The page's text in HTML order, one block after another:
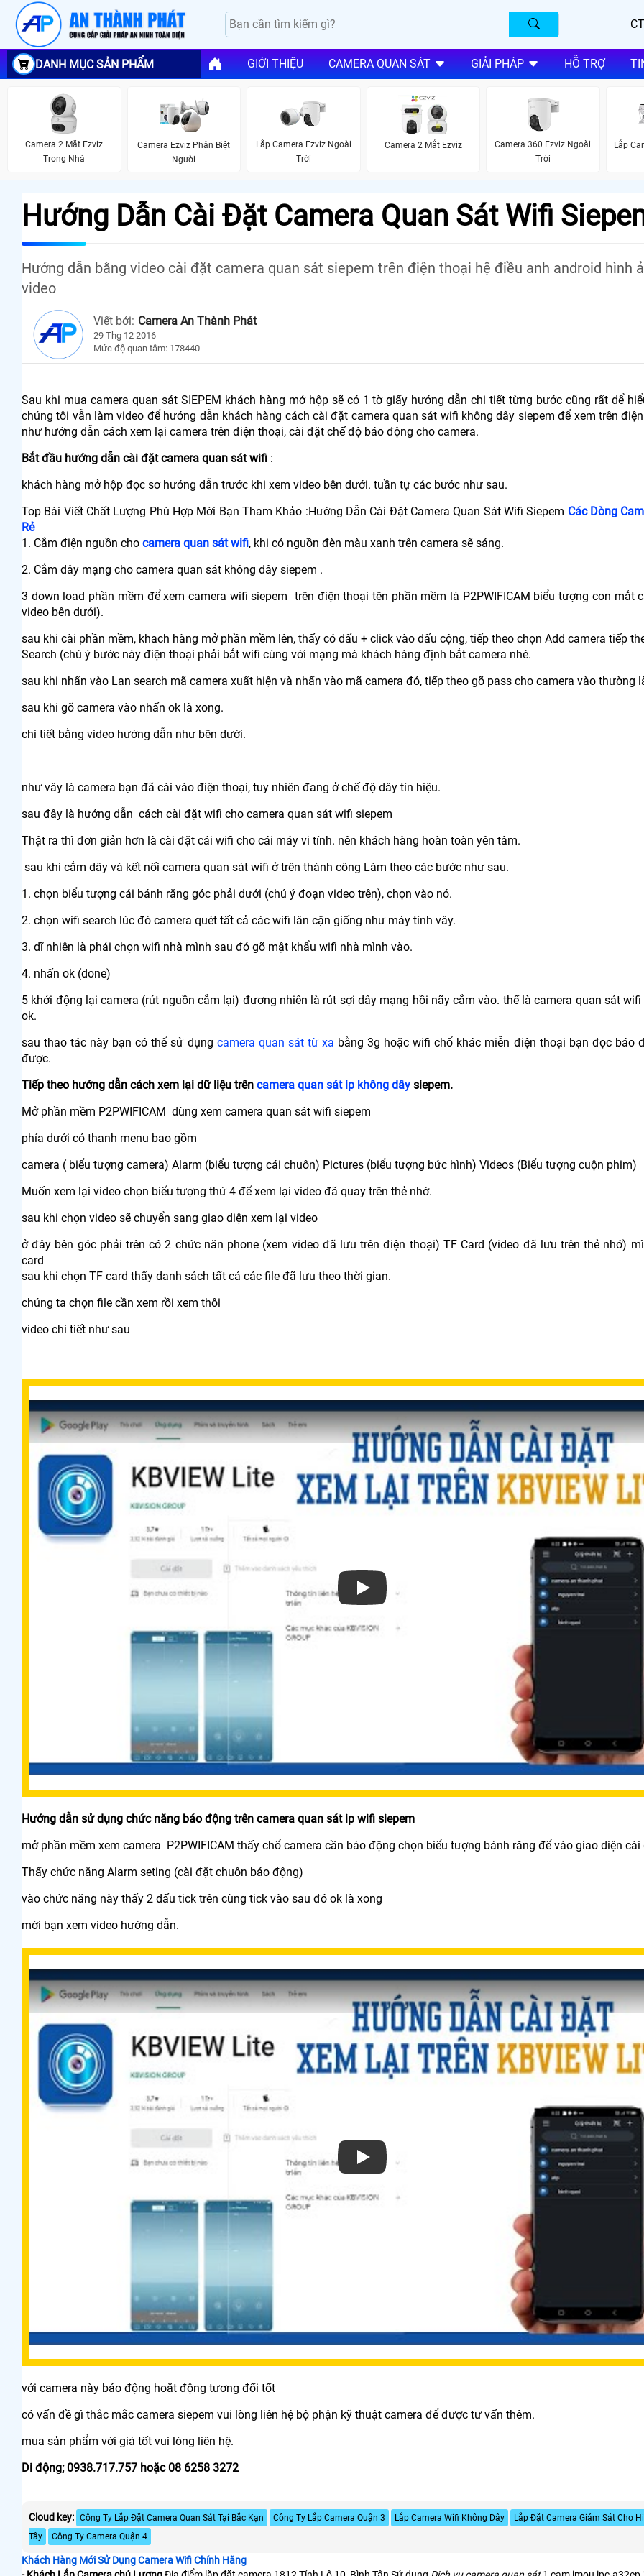
DANH MỤC SẢN PHẨM GIỚI THIỆU CAMERA QUAN SÁT GIẢI PHÁP HỖ TRỢ
Camera 2 Mắt Ezviz
Trong Nhà
Camera Ezviz Phân Biệt
Người
Lắp Camera Ezviz Ngoài
Trời
Camera 2 Mắt Ezviz
Camera 360 Ezviz Ngoài
Trời
Lắp
Hướng Dẫn Cài Đặt Camera Quan Sát Wifi
Hướng dẫn bằng video cài đặt camera quan sát siepem trên điện thoại hệ điều anh android hình
video
Viết bởi: Camera An Thành Phát
29 Thg 12 2016
Mức độ quan tâm: 178440
Sau khi mua camera quan sát SIEPEM khách hàng mở hộp sẽ có 1 tờ giấy hướng dẫn chi tiết từng bước cũng rất dể
chúng tôi vẫn làm video để hướng dẫn khách hàng cách cài đặt camera quan sát wifi không dây siepem để xem trên
như hướng dẫn cách xem lại camera trên điện thoại, cài đặt chế độ báo động cho camera.
Bắt đầu hướng dẫn cài đặt camera quan sát wifi :
khách hàng mở hộp đọc sơ hướng dẫn trước khi xem video bên dưới. tuần tự các bước như sau.
Top Bài Viết Chất Lượng Phù Hợp Mời Bạn Tham Khảo :Hướng Dẫn Cài Đặt Camera Quan Sát Wifi Siepem Các Dòng
Rẻ
1. Cắm điện nguồn cho camera quan sát wifi, khi có nguồn đèn màu xanh trên camera sẽ sáng.
2. Cắm dây mạng cho camera quan sát không dây siepem .
3 down load phần mềm để xem camera wifi siepem trên điện thoại tên phần mềm là P2PWIFICAM biểu tượng con mắt
video bên dưới).
sau khi cài phần mềm, khach hàng mở phần mềm lên, thấy có dấu + click vào dấu cộng, tiếp theo chọn Add camera tiếp
Search (chú ý bước này điện thoại phải bắt wifi cùng với mạng mà khách hàng định bắt camera nhé.
sau khi nhấn vào Lan search mã camera xuất hiện và nhấn vào mã camera đó, tiếp theo gõ pass cho camera vào thường
sau khi gõ camera vào nhấn ok là xong.
chi tiết bằng video hướng dẫn như bên dưới.
như vây là camera bạn đã cài vào điện thoại, tuy nhiên đang ở chế độ dây tín hiệu.
sau đây là hướng dẫn cách cài đặt wifi cho camera quan sát wifi siepem
Thật ra thì đơn giản hơn là cài đặt cái wifi cho cái máy vi tính. nên khách hàng hoàn toàn yên tâm.
sau khi cắm dây và kết nối camera quan sát wifi ở trên thành công Làm theo các bước như sau.
1. chọn biểu tượng cái bánh răng góc phải dưới (chú ý đoạn video trên), chọn vào nó.
2. chọn wifi search lúc đó camera quét tất cả các wifi lân cận giống như máy tính vây.
3. dĩ nhiên là phải chọn wifi nhà mình sau đó gõ mật khẩu wifi nhà mình vào.
4. nhấn ok (done)
5 khởi động lại camera (rút nguồn cắm lại) đương nhiên là rút sợi dây mạng hồi nãy cắm vào. thế là camera quan sát
ok.
sau thao tác này bạn có thể sử dụng camera quan sát từ xa bằng 3g hoặc wifi chổ khác miễn điện thoại bạn đọc báo
được.
Tiếp theo hướng dẫn cách xem lại dữ liệu trên camera quan sát ip không dây siepem.
Mở phần mềm P2PWIFICAM dùng xem camera quan sát wifi siepem
phía dưới có thanh menu bao gồm
camera ( biểu tượng camera) Alarm (biểu tượng cái chuôn) Pictures (biểu tượng bức hình) Videos (Biểu tượng cuộn phim)
Muốn xem lại video chọn biểu tượng thứ 4 để xem lại video đã quay trên thẻ nhớ.
sau khi chọn video sẽ chuyển sang giao diện xem lại video
ở đây bên góc phải trên có 2 chức năn phone (xem video đã lưu trên điện thoại) TF Card (video đã lưu trên thẻ nhớ)
card
sau khi chọn TF card thấy danh sách tất cả các file đã lưu theo thời gian.
chúng ta chọn file cần xem rồi xem thôi
video chi tiết như sau
Xem video Hướng Dẫn Cài Đặt Camera Quan Sát Wifi
Hướng dẫn sử dụng chức năng báo động trên camera quan sát ip wifi siepem
mở phần mềm xem camera P2PWIFICAM thấy chổ camera cần báo động chọn biểu tượng bánh răng để vào giao diện cài
Thấy chức năng Alarm seting (cài đặt chuôn báo động)
vào chức năng này thấy 2 dấu tick trên cùng tick vào sau đó ok là xong
mời bạn xem video hướng dẫn.
Xem video Hướng Dẫn Cài Đặt Camera Quan Sát Wifi
với camera này báo động hoăt động tương đối tốt
có vấn đề gì thắc mắc camera siepem vui lòng liên hệ bộ phận kỹ thuật camera để được tư vấn thêm.
mua sản phẩm với giá tốt vui lòng liên hệ.
Di động; 0938.717.757 hoặc 08 6258 3272
Cloud key: Công Ty Lắp Đặt Camera Quan Sát Tại Bắc Kạn Công Ty Lắp Camera Quận 3 Lắp Camera Wifi Không Dây
Lắp Đặt Camera Giám Sát Cho
Tây
Công Ty Camera Quận 4
Khách Hàng Mới Sử Dụng Camera Wifi Chính Hãng